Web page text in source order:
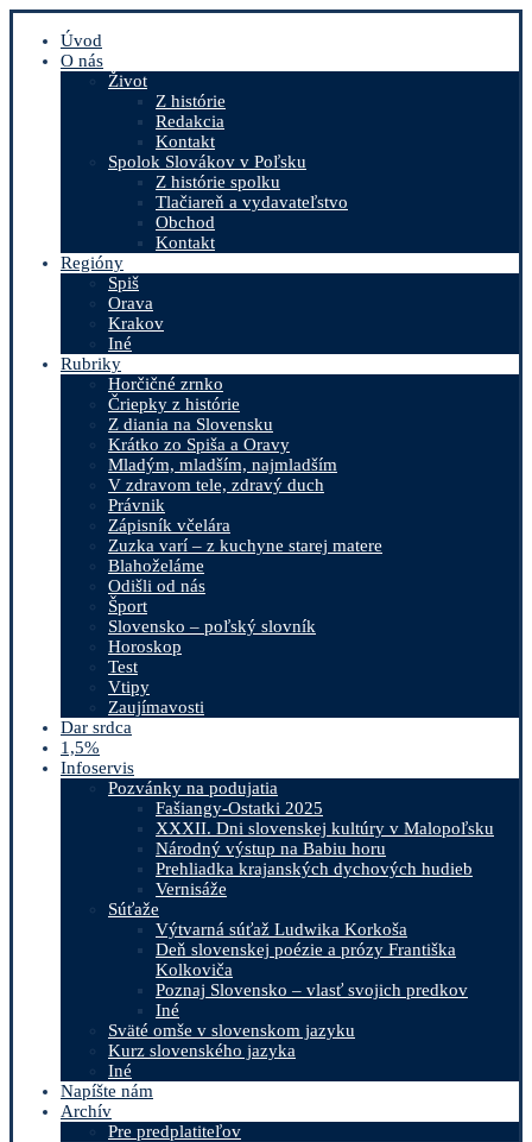
Úvod
O nás
Život
Z histórie
Redakcia
Kontakt
Spolok Slovákov v Poľsku
Z histórie spolku
Tlačiareň a vydavateľstvo
Obchod
Kontakt
Regióny
Spiš
Orava
Krakov
Iné
Rubriky
Horčičné zrnko
Čriepky z histórie
Z diania na Slovensku
Krátko zo Spiša a Oravy
Mladým, mladším, najmladším
V zdravom tele, zdravý duch
Právnik
Zápisník včelára
Zuzka varí – z kuchyne starej matere
Blahoželáme
Odišli od nás
Šport
Slovensko – poľský slovník
Horoskop
Test
Vtipy
Zaujímavosti
Dar srdca
1,5%
Infoservis
Pozvánky na podujatia
Fašiangy-Ostatki 2025
XXXII. Dni slovenskej kultúry v Malopoľsku
Národný výstup na Babiu horu
Prehliadka krajanských dychových hudieb
Vernisáže
Súťaže
Výtvarná súťaž Ludwika Korkoša
Deň slovenskej poézie a prózy Františka
Kolkoviča
Poznaj Slovensko – vlasť svojich predkov
Iné
Sväté omše v slovenskom jazyku
Kurz slovenského jazyka
Iné
Napíšte nám
Archív
Pre predplatiteľov